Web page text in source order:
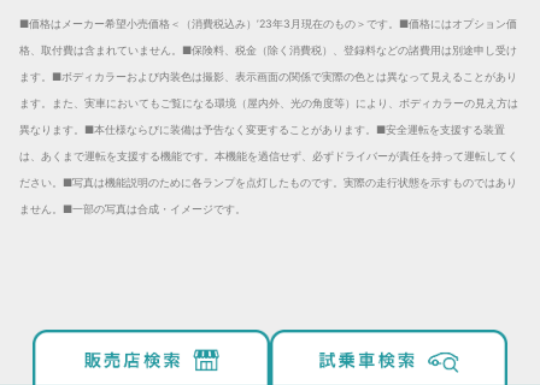
■価格はメーカー希望小売価格＜（消費税込み）’23年3月現在のもの＞です。 ■価格にはオプション価
格、取付費は含まれていません。 ■保険料、税金（除く消費税）、登録料などの諸費用は別途申し受け
ます。 ■ボディカラーおよび内装色は撮影、表示画面の関係で実際の色とは異なって見えることがあり
ます。また、実車においてもご覧になる環境（屋内外、光の角度等）により、ボディカラーの見え方は
異なります。 ■本仕様ならびに装備は予告なく変更することがあります。 ■安全運転を支援する装置
は、あくまで運転を支援する機能です。本機能を過信せず、必ずドライバーが責任を持って運転してく
ださい。 ■写真は機能説明のために各ランプを点灯したものです。実際の走行状態を示すものではあり
ません。 ■一部の写真は合成・イメージです。